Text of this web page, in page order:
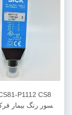
P1112 CS8
سنسور رنگ بیمار